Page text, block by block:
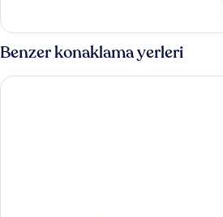
fazla
detay
Benzer konaklama yerleri
Hotel Arcadia Blue Istanbul